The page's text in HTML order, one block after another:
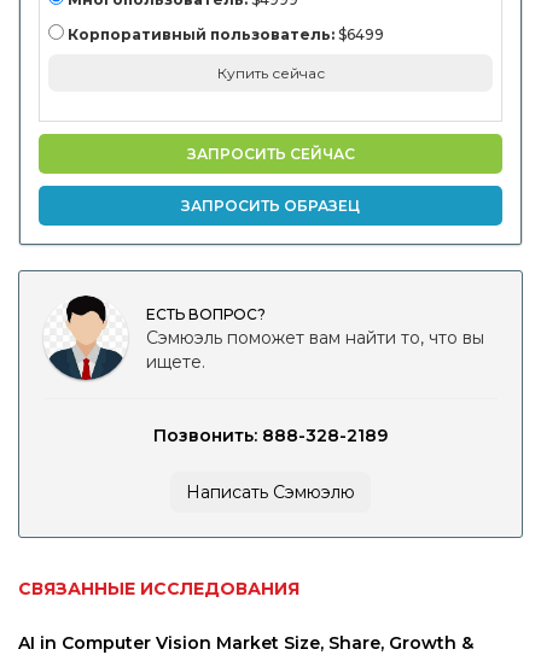
Корпоративный пользователь: $6499
Купить сейчас
ЗАПРОСИТЬ СЕЙЧАС
ЗАПРОСИТЬ ОБРАЗЕЦ
ЕСТЬ ВОПРОС?
Сэмюэль поможет вам найти то, что вы
ищете.
Позвонить: 888-328-2189
Написать Сэмюэлю
СВЯЗАННЫЕ ИССЛЕДОВАНИЯ
AI in Computer Vision Market Size, Share, Growth &